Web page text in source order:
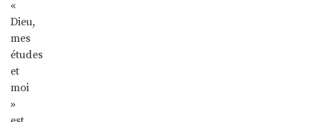
«
Dieu,
mes
études
et
moi
»